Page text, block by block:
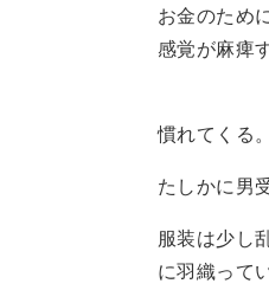
お金のため
感覚が麻痺
慣れてくる。
たしかに男
服装は少し
に羽織って